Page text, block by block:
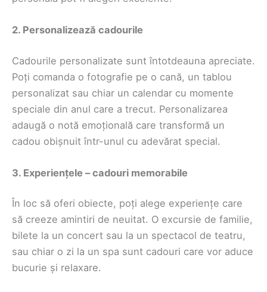
2. Personalizează cadourile
Cadourile personalizate sunt întotdeauna apreciate.
Poți comanda o fotografie pe o cană, un tablou
personalizat sau chiar un calendar cu momente
speciale din anul care a trecut. Personalizarea
adaugă o notă emoțională care transformă un
cadou obișnuit într-unul cu adevărat special.
3. Experiențele – cadouri memorabile
În loc să oferi obiecte, poți alege experiențe care
să creeze amintiri de neuitat. O excursie de familie,
bilete la un concert sau la un spectacol de teatru,
sau chiar o zi la un spa sunt cadouri care vor aduce
bucurie și relaxare.